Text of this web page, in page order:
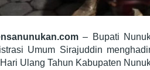
– Bupati
Umum Sirajuddin
Ulang Tahun Kabupaten